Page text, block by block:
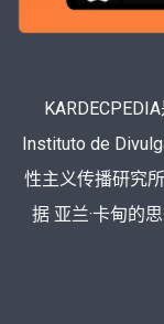
Instituto de
性主义传播研究
据 亚兰·卡甸的